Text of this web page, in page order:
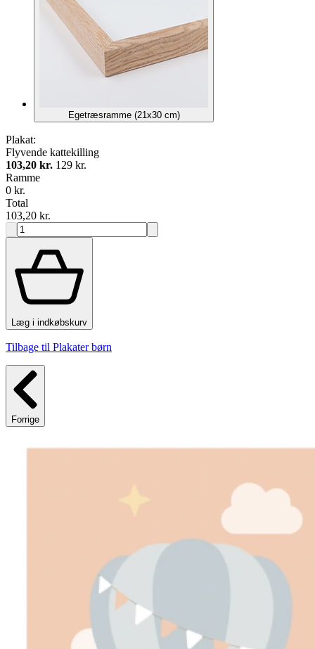
Egetræsramme (21x30 cm)
Plakat:
Flyvende kattekilling
103,20 kr. 129 kr.
Ramme
0 kr.
Total
103,20 kr.
Læg i indkøbskurv
Tilbage til Plakater børn
Forrige